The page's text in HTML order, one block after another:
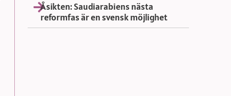
Åsikten: Saudiarabiens nästa
reformfas är en svensk möjlighet